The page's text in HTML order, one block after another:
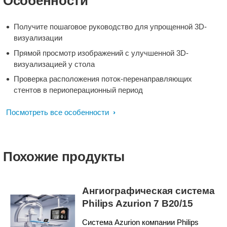
Получите пошаговое руководство для упрощенной 3D-
визуализации
Прямой просмотр изображений с улучшенной 3D-
визуализацией у стола
Проверка расположения поток-перенаправляющих
стентов в периоперационный период
Посмотреть все особенности
Похожие продукты
Ангиографическая система
Philips Azurion 7 B20/15
Система Azurion компании Philips